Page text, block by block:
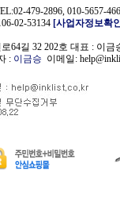
479-2896, 010-5657-
02-53134 [사업자정보확
64길 32 202호 대표 : 이금
: 이금승 이메일: